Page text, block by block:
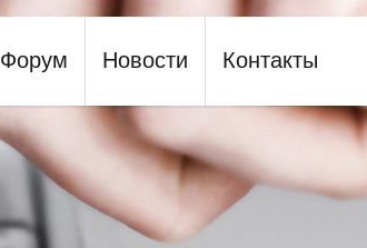
Форум Новости Контакты